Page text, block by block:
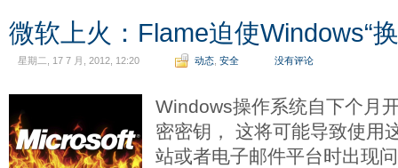
微软上火：Flame迫使Windows“
星期二, 17 7 月, 2012, 12:20 动态 安全 没有评论
Windows操作系统自下个月
密密钥， 这将可能导致使用
站或者电子邮件平台时出现